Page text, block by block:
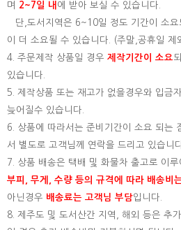
며
2~7일 내 에 받아 보실 수 있습니다.
단,도서지역은 6~10일 정도 기간이 소요
이 더 소요될 수 있습니다. (주말,공휴일 제
4. 주문제작 상품일 경우 제작기간이 소요
있습니다.
5. 제작상품 또는 재고가 없을경우와 입금
늦어질수 있습니다.
6. 상품에 따라서는 준비기간이 소요 되는
서 별도로 고객님께 연락을 드리고 있습니
7. 상품 배송은 택배 및 화물차 출고로 이루
부피, 무게, 수량 등의 규격에 따라 배송비
아닌경우 배송료는 고객님 부담입니다.
8. 제주도 및 도서산간 지역, 해외 등은 추